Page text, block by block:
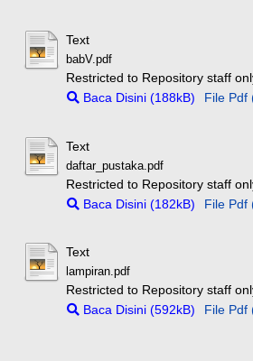
Text
babV.pdf
Restricted to Repository staff
Baca Disini (188kB)
File Pdf
Text
daftar_pustaka.pdf
Restricted to Repository staff
Baca Disini (182kB)
File Pdf
Text
lampiran.pdf
Restricted to Repository staff
Baca Disini (592kB)
File Pdf